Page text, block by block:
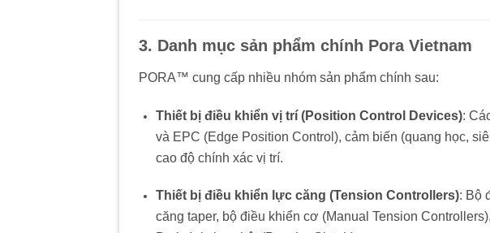
3. Danh mục sản phẩm chính Pora Vietnam
PORA™ cung cấp nhiều nhóm sản phẩm chính sau:
Thiết bị điều khiển vị trí (Position Control Devices):
và EPC (Edge Position Control), cảm biến (quang học,
cao độ chính xác vị trí.
Thiết bị điều khiển lực căng (Tension Controllers): Bộ
căng taper, bộ điều khiển cơ (Manual Tension